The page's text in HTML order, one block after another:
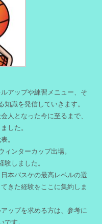
アップや練習メニュー、そ
識を発信していきます。
人となった今に至るまで、
した。
。
ンターカップ出場。
験しました。
本バスケの最高レベルの選
きた経験をここに集約しま
ップを求める方は、参考に
です。